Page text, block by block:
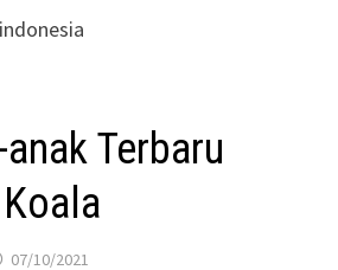
Terbaru
07/10/2021